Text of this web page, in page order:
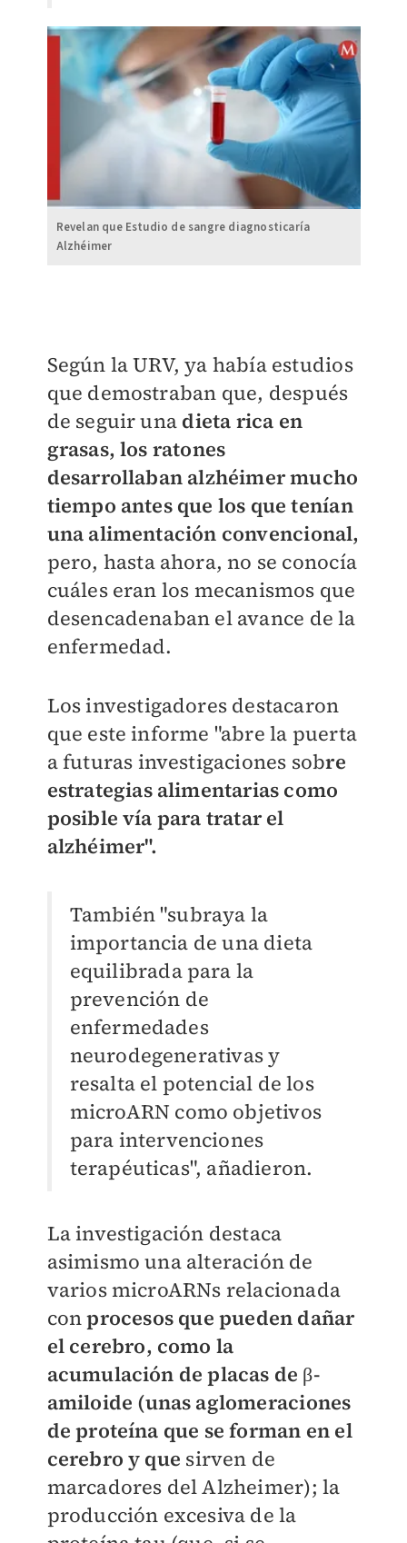
Revelan que Estudio de sangre diagnosticaría
Alzhéimer
Según la URV, ya había estudios
que demostraban que, después
de seguir una dieta rica en
grasas, los ratones
desarrollaban alzhéimer mucho
tiempo antes que los que tenían
una alimentación convencional,
pero, hasta ahora, no se conocía
cuáles eran los mecanismos que
desencadenaban el avance de la
enfermedad.
Los investigadores destacaron
que este informe "abre la puerta
a futuras investigaciones sobre
estrategias alimentarias como
posible vía para tratar el
alzhéimer".
También "subraya la
importancia de una dieta
equilibrada para la
prevención de
enfermedades
neurodegenerativas y
resalta el potencial de los
microARN como objetivos
para intervenciones
terapéuticas", añadieron.
La investigación destaca
asimismo una alteración de
varios microARNs relacionada
conprocesos que pueden dañar
el cerebro, como la
acumulación de placas de β-
amiloide (unas aglomeraciones
de proteína que se forman en el
cerebro y que sirven de
marcadores del Alzheimer); la
producción excesiva de la